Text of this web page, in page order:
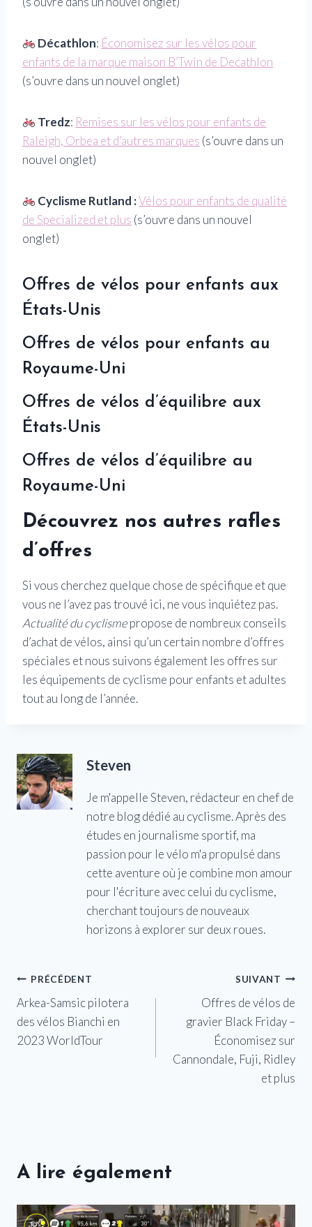
Décathlon: Économisez sur les vélos pour
enfants de la marque maison B’Twin de Decathlon
(s’ouvre dans un nouvel onglet)
Tredz: Remises sur les vélos pour enfants de
Raleigh, Orbea et d’autres marques (s’ouvre dans un
nouvel onglet)
Cyclisme Rutland :Vélos pour enfants de qualité
de Specialized et plus (s’ouvre dans un nouvel
onglet)
Offres de vélos pour enfants aux
États-Unis
Offres de vélos pour enfants au
Royaume-Uni
Offres de vélos d’équilibre aux
États-Unis
Offres de vélos d’équilibre au
Royaume-Uni
Découvrez nos autres rafles
d’offres
Si vous cherchez quelque chose de spécifique et que
vous ne l’avez pas trouvé ici, ne vous inquiétez pas.
Actualité du cyclismepropose de nombreux conseils
d’achat de vélos, ainsi qu’un certain nombre d’offres
spéciales et nous suivons également les offres sur
les équipements de cyclisme pour enfants et adultes
tout au long de l’année.
Steven
Je m'appelle Steven, rédacteur en chef de
notre blog dédié au cyclisme. Après des
études en journalisme sportif, ma
passion pour le vélo m'a propulsé dans
cette aventure où je combine mon amour
pour l'écriture avec celui du cyclisme,
cherchant toujours de nouveaux
horizons à explorer sur deux roues.
Navigation
de
l’article
PRÉCÉDENT
Arkea-Samsic pilotera
des vélos Bianchi en
2023 WorldTour
SUIVANT
Offres de vélos de
gravier Black Friday –
Économisez sur
Cannondale, Fuji, Ridley
et plus
A lire également